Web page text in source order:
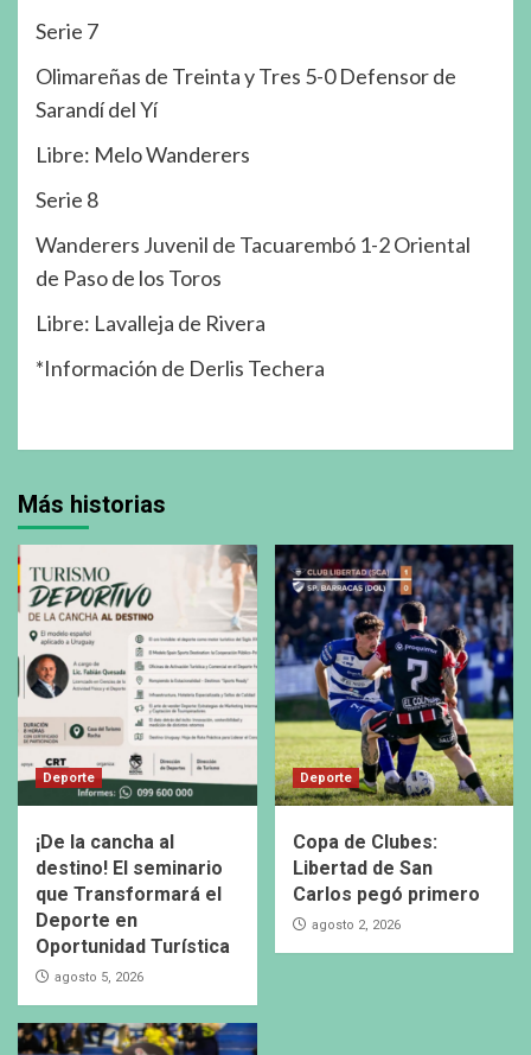
Serie 7
Olimareñas de Treinta y Tres 5-0 Defensor de
Sarandí del Yí
Libre: Melo Wanderers
Serie 8
Wanderers Juvenil de Tacuarembó 1-2 Oriental
de Paso de los Toros
Libre: Lavalleja de Rivera
*Información de Derlis Techera
Más historias
Deporte
¡De la cancha al
destino! El seminario
que Transformará el
Deporte en
Oportunidad Turística
agosto 5, 2026
Deporte
Copa de Clubes:
Libertad de San
Carlos pegó primero
agosto 2, 2026